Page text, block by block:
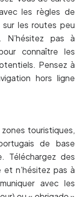
les règles de
les routes peu
N’hésitez pas à
connaître les
Pensez à
hors ligne
touristiques,
de base
Téléchargez des
n’hésitez pas à
avec les